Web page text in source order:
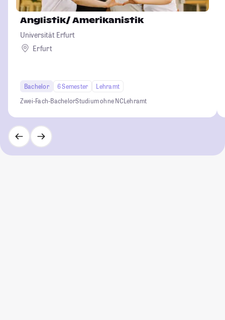
Anglistik/ Amerikanistik
Universität Erfurt
Erfurt
Bachelor 6 Semester
Lehramt
Zwei-Fach-BachelorStudium ohne NCLehramt